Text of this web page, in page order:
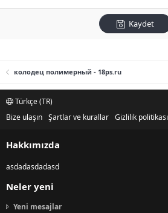
Kaydet
колодец полимерный - 18ps.ru
Türkçe (TR)
Bize ulaşın Şartlar ve kurallar Gizlilik politikası
Hakkımızda
asdadasdadasd
Neler yeni
Yeni mesajlar